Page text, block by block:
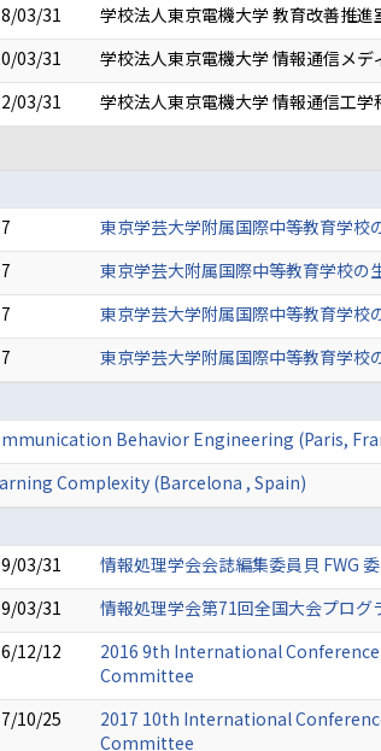
03/31
学校法人東京電機大学 教育改善推進
03/31
学校法人東京電機大学 情報通信メデ
03/31
学校法人東京電機大学 情報通信工学
東京学芸大学附属国際中等教育学校
東京学芸大附属国際中等教育学校の
東京学芸大学附属国際中等教育学校
東京学芸大学附属国際中等教育学校
Behavior Engineering (Paris,
Complexity (Barcelona , Spain)
03/31
情報処理学会会誌編集委員貝 FWG
03/31
情報処理学会第71回全国大会プログ
12/12
2016 9th International
Committee
10/25
2017 10th International
Committee